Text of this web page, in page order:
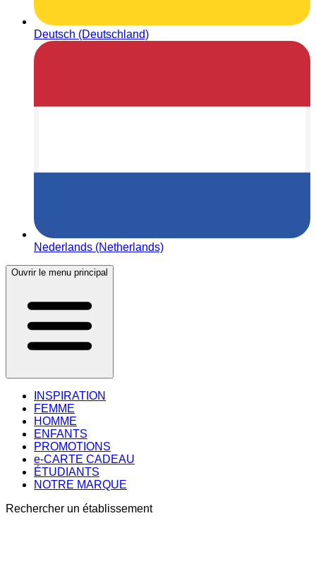
Deutsch (Deutschland)
Nederlands (Netherlands)
Ouvrir le menu principal
INSPIRATION
FEMME
HOMME
ENFANTS
PROMOTIONS
e-CARTE CADEAU
ÉTUDIANTS
NOTRE MARQUE
Rechercher un établissement